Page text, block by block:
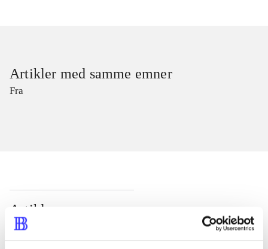
Artikler med samme emner
Fra
Artikler
Alle registrerede artikler fordelt på udgivelser